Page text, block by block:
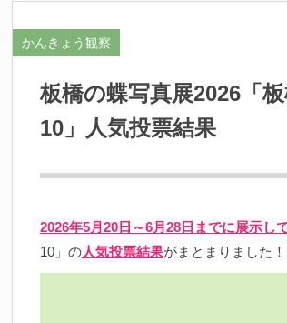
かんきょう観察
板橋の蝶写真展2026「
10」人気投票結果
2026年5月20日～6月28日までに展示し
10」の人気投票結果がまとまりました